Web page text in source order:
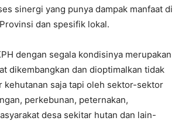
sinergi yang punya dampak manfaat di
dan spesifik lokal.
dengan segala kondisinya merupakan
dikembangkan dan dioptimalkan tidak
kehutanan saja tapi oleh sektor-sektor
perkebunan, peternakan,
desa sekitar hutan dan lain-